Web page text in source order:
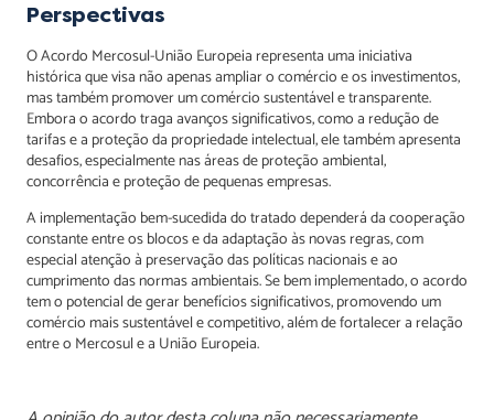
Perspectivas
O Acordo Mercosul-União Europeia representa uma iniciativa
histórica que visa não apenas ampliar o comércio e os investimentos,
mas também promover um comércio sustentável e transparente.
Embora o acordo traga avanços significativos, como a redução de
tarifas e a proteção da propriedade intelectual, ele também apresenta
desafios, especialmente nas áreas de proteção ambiental,
concorrência e proteção de pequenas empresas.
A implementação bem-sucedida do tratado dependerá da cooperação
constante entre os blocos e da adaptação às novas regras, com
especial atenção à preservação das políticas nacionais e ao
cumprimento das normas ambientais. Se bem implementado, o acordo
tem o potencial de gerar benefícios significativos, promovendo um
comércio mais sustentável e competitivo, além de fortalecer a relação
entre o Mercosul e a União Europeia.